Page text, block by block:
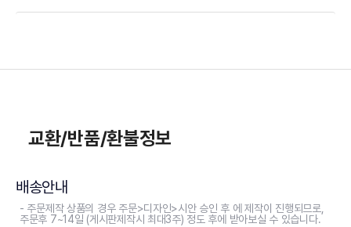
교환/반품/환불정보
배송안내
- 주문제작 상품의 경우 주문>디자인>시안 승인 후 에 제작이 진행되므로,
주문후 7~14일 (게시판제작시 최대3주) 정도 후에 받아보실 수 있습니다.